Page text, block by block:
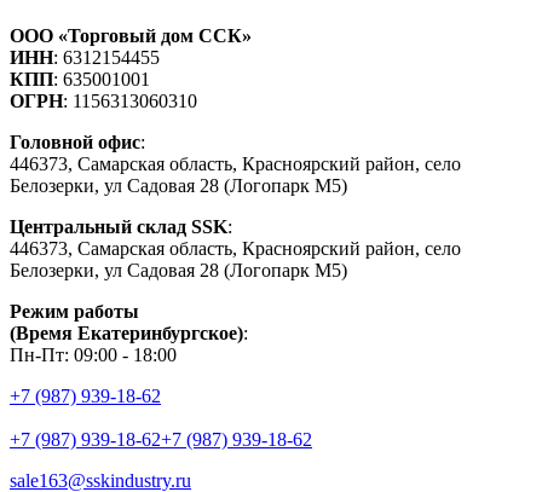
ООО «Торговый дом ССК»
ИНН: 6312154455
КПП: 635001001
ОГРН: 1156313060310
Головной офис:
446373, Самарская область, Красноярский район, село
Белозерки, ул Садовая 28 (Логопарк М5)
Центральный склад SSK:
446373, Самарская область, Красноярский район, село
Белозерки, ул Садовая 28 (Логопарк М5)
Режим работы
(Время Екатеринбургское):
Пн-Пт: 09:00 - 18:00
+7 (987) 939-18-62
+7 (987) 939-18-62+7 (987) 939-18-62
sale163@sskindustry.ru